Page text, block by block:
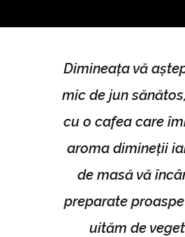
Dimineața vă
mic de jun
cu o cafea care
aroma dimineții
de masă vă
preparate
uităm de